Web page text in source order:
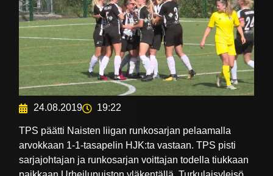
24.08.2019 19:22
TPS päätti Naisten liigan runkosarjan pelaamalla
arvokkaan 1-1-tasapelin HJK:ta vastaan. TPS pisti
sarjajohtajan ja runkosarjan voittajan todella tiukkaan